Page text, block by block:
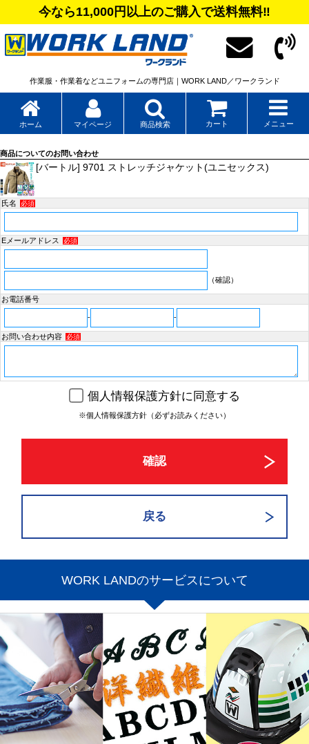
今なら11,000円以上のご購入で送料無料‼
作業服・作業着などユニフォームの専門店｜WORK LAND／ワークランド
ホーム マイページ 商品検索 カート メニュー
商品についてのお問い合わせ
[バートル] 9701 ストレッチジャケット(ユニセックス)
氏名 必須
Eメールアドレス 必須
（確認）
お電話番号
- -
お問い合わせ内容 必須
個人情報保護方針に同意する
※個人情報保護方針（必ずお読みください）
WORK LANDのサービスについて